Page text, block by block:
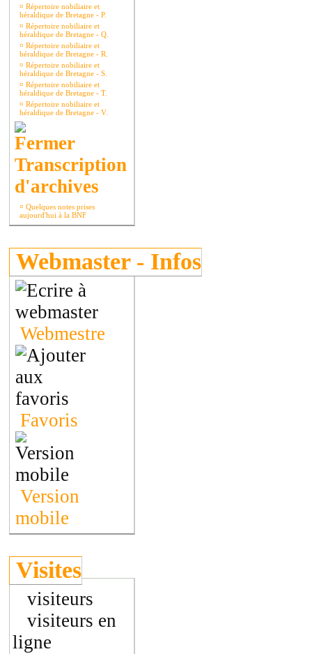
¤ Répertoire nobiliaire et
héraldique de Bretagne - P.
¤ Répertoire nobiliaire et
héraldique de Bretagne - Q.
¤ Répertoire nobiliaire et
héraldique de Bretagne - R.
¤ Répertoire nobiliaire et
héraldique de Bretagne - S.
¤ Répertoire nobiliaire et
héraldique de Bretagne - T.
¤ Répertoire nobiliaire et
héraldique de Bretagne - V.
Transcription
d'archives
¤ Quelques notes prises
aujourd'hui à la BNF
Webmaster - Infos
Webmestre
Favoris
Version
mobile
Visites
visiteurs
visiteurs en
ligne